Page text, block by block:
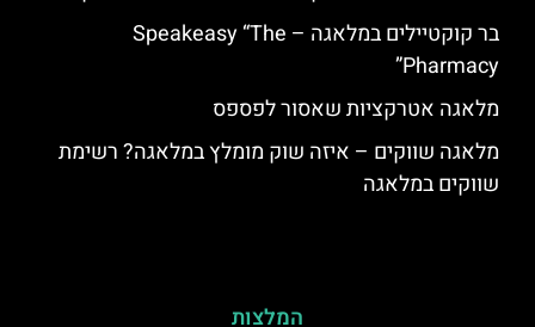
בר קוקטיילים במלאגה – Speakeasy “The
Pharmacy”
מלאגה אטרקציות שאסור לפספס
מלאגה שווקים – איזה שוק מומלץ במלאגה? רשימת
שווקים במלאגה
המלצות